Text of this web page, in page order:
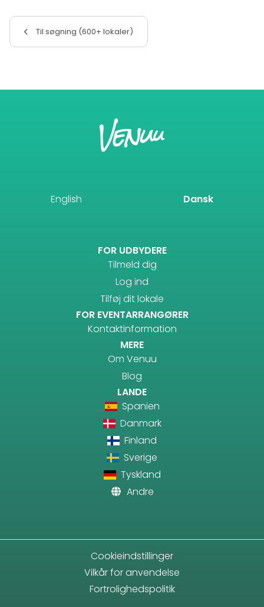
Til søgning (600+ lokaler)
English Dansk
FOR UDBYDERE
Tilmeld dig
Log ind
Tilføj dit lokale
FOR EVENTARRANGØRER
Kontaktinformation
MERE
Om Venuu
Blog
LANDE
Spanien
Danmark
Finland
Sverige
Tyskland
Andre
Cookieindstillinger
Vilkår for anvendelse
Fortrolighedspolitik